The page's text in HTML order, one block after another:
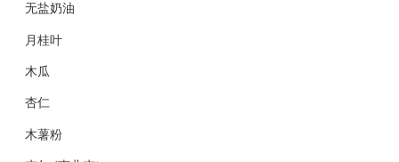
无盐奶油
月桂叶
木瓜
杏仁
木薯粉